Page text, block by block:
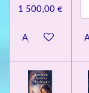
1 500,00 €
Ajouter au